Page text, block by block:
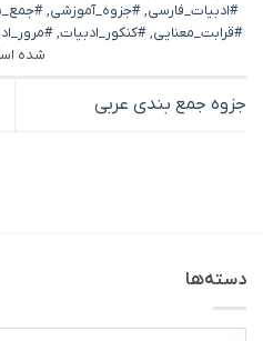
#ادبیات_فارسی,#جزوه_آموزشی,
#قرابت_معنایی,#کنکور_ادبیات,
شده
جزوه جمع بندی عربی
دسته‌ها